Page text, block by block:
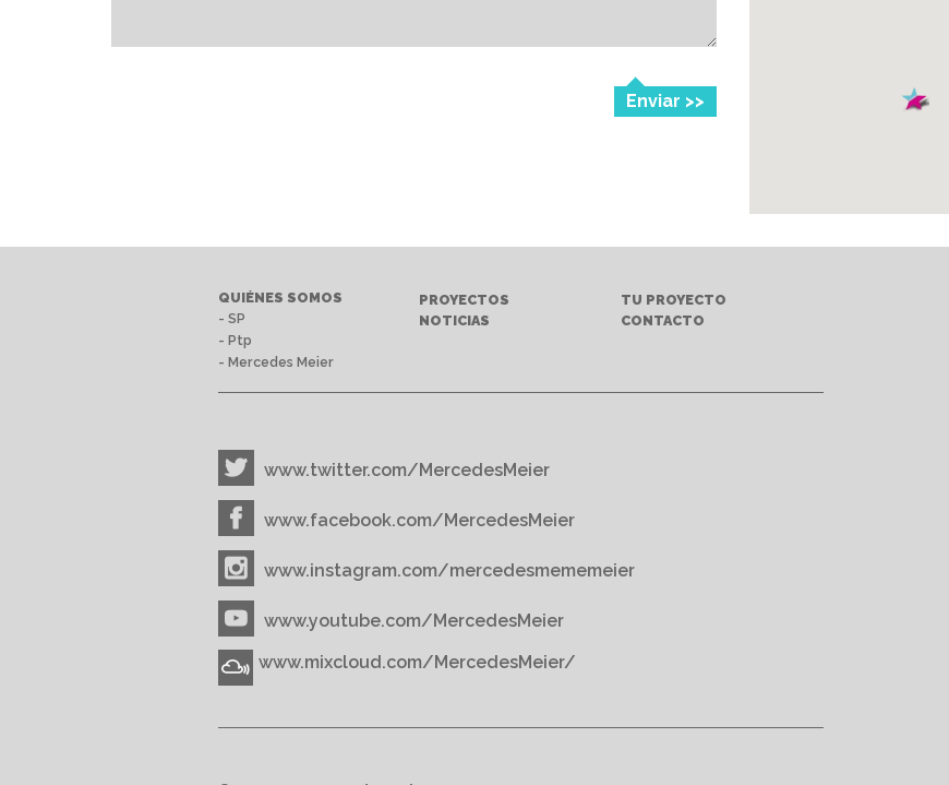
Enviar >>
QUIÉNES SOMOS
- SP
- Ptp
- Mercedes Meier
PROYECTOS
NOTICIAS
TU PROYECTO
CONTACTO
www.twitter.com/MercedesMeier
www.facebook.com/MercedesMeier
www.instagram.com/mercedesmememeier
www.youtube.com/MercedesMeier
www.mixcloud.com/MercedesMeier/